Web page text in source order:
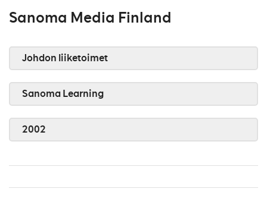
Sanoma Media Finland
Johdon liiketoimet
Sanoma Learning
2002